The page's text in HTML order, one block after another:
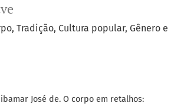
Tradição Cultura popular Gênero e
José de. O corpo em retalhos: